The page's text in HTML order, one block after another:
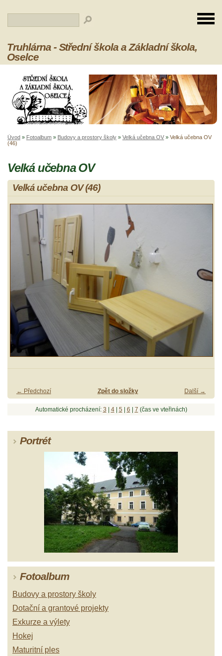
Truhlárna - Střední škola a Základní škola,
Oselce
Úvod » Fotoalbum » Budovy a prostory školy » Velká učebna OV » Velká učebna OV
(46)
Velká učebna OV
Velká učebna OV (46)
← Předchozí Další →
Zpět do složky
Automatické procházení: 3 4| 5 6 7 (čas ve vteřinách)
Portrét
Fotoalbum
Budovy a prostory školy
Dotační a grantové projekty
Exkurze a výlety
Hokej
Maturitní ples